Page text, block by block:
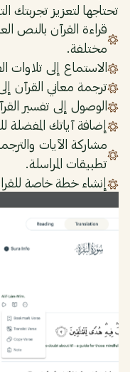
تحتاجها لتعزيز تجربتك
قراءة القرآن بالنص
مختلفة.
الاستماع إلى
ترجمة معاني القرآن
الوصول إلى تفسير
إضافة آياتك
مشاركة الآيات
تطبيقات المراسلة.
إنشاء خطة خاصة